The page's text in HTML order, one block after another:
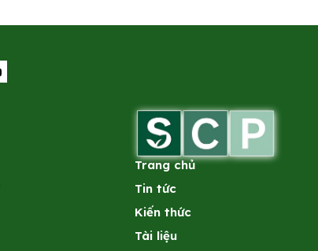
Trang chủ
Tin tức
Kiến thức
Tài liệu